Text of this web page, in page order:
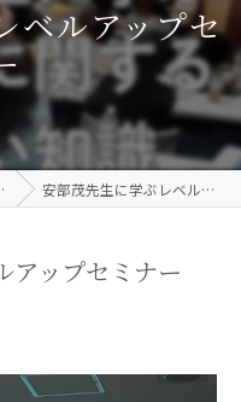
ベルアップセ
安部茂先生に学ぶレベルアップセミナー
アップセミナー